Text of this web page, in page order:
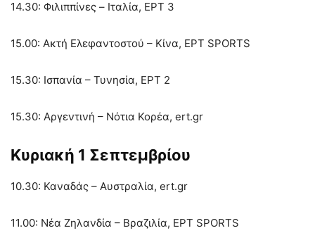
14.30: Φιλιππίνες – Ιταλία, ΕΡΤ 3
15.00: Ακτή Ελεφαντοστού – Κίνα, ΕΡΤ SPORTS
15.30: Ισπανία – Τυνησία, ΕΡΤ 2
15.30: Αργεντινή – Νότια Κορέα, ert.gr
Κυριακή 1 Σεπτεμβρίου
10.30: Καναδάς – Αυστραλία, ert.gr
11.00: Νέα Ζηλανδία – Βραζιλία, ΕΡΤ SPORTS